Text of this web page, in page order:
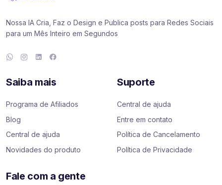
Nossa IA Cria, Faz o Design e Publica posts para Redes Sociais
para um Mês Inteiro em Segundos
Saiba mais
Programa de Afiliados
Blog
Central de ajuda
Novidades do produto
Suporte
Central de ajuda
Entre em contato
Política de Cancelamento
Política de Privacidade
Fale com a gente